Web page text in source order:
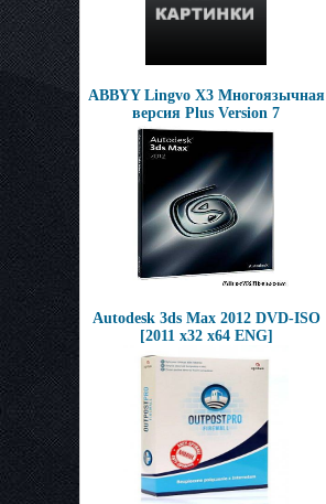
ABBYY Lingvo X3 Многоязычная
версия Plus Version 7
Autodesk 3ds Max 2012 DVD-ISO
[2011 x32 x64 ENG]